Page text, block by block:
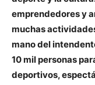
emprendedores y
muchas
mano del
10 mil personas
deportivos,